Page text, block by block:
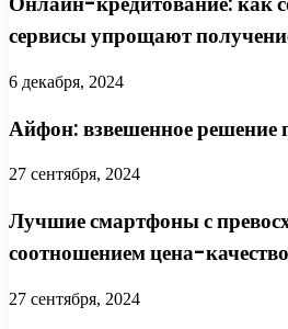
сервисы упрощают
6 декабря, 2024
Айфон: взвешенное решение
27 сентября, 2024
Лучшие смартфоны с
соотношением цена-качество
27 сентября, 2024